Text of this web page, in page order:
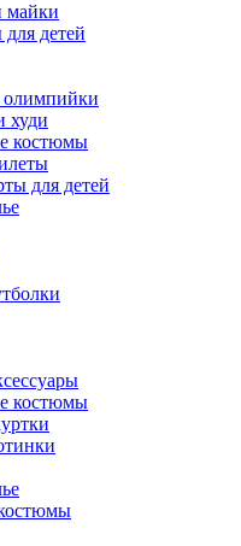
майки
детей
олимпийки
худи
костюмы
для детей
костюмы